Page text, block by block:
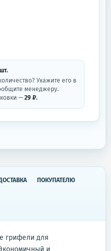
шт.
Укажите его в
менеджеру.
— 29 ₽.
ПОКУПАТЕЛЮ
грифели для
и